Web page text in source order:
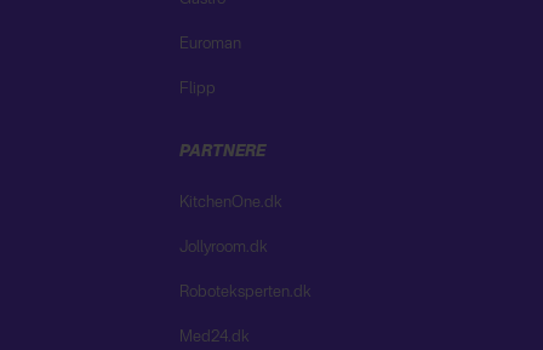
Euroman
Flipp
PARTNERE
KitchenOne.dk
Jollyroom.dk
Roboteksperten.dk
Med24.dk